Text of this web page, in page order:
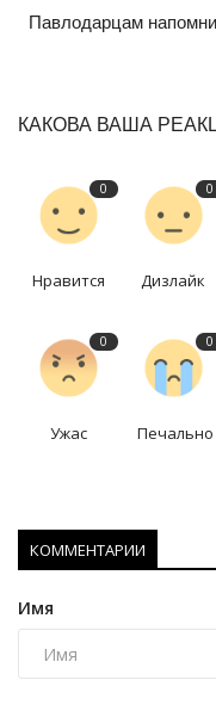
Павлодарцам
КАКОВА ВАША
0
Нравится
0
Дизлайк
0
Ужас
0
Печально
КОММЕНТАРИИ
Имя